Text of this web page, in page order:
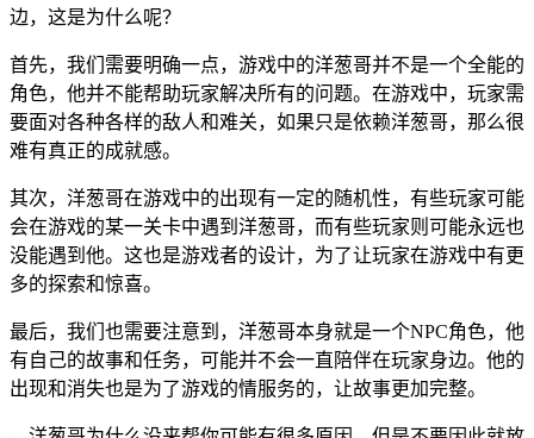
边，这是为什么呢？
首先，我们需要明确一点，游戏中的洋葱哥并不是一个全能的
角色，他并不能帮助玩家解决所有的问题。在游戏中，玩家需
要面对各种各样的敌人和难关，如果只是依赖洋葱哥，那么很
难有真正的成就感。
其次，洋葱哥在游戏中的出现有一定的随机性，有些玩家可能
会在游戏的某一关卡中遇到洋葱哥，而有些玩家则可能永远也
没能遇到他。这也是游戏者的设计，为了让玩家在游戏中有更
多的探索和惊喜。
最后，我们也需要注意到，洋葱哥本身就是一个NPC角色，他
有自己的故事和任务，可能并不会一直陪伴在玩家身边。他的
出现和消失也是为了游戏的情服务的，让故事更加完整。